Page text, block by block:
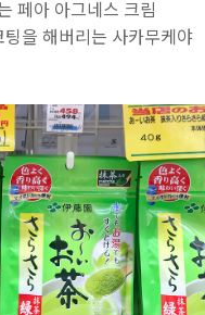
페아 아그네스 크림
을 해버리는 사카무케야